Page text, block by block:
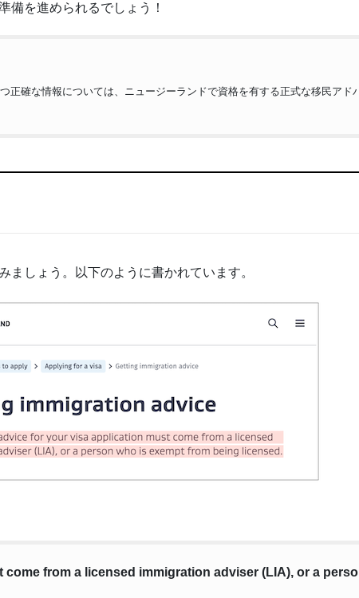
備を進められるでしょう！
確な情報については、ニュージーランドで資格を有する正式な移民アド
ましょう。以下のように書かれています。
from a licensed immigration adviser (LIA), or a